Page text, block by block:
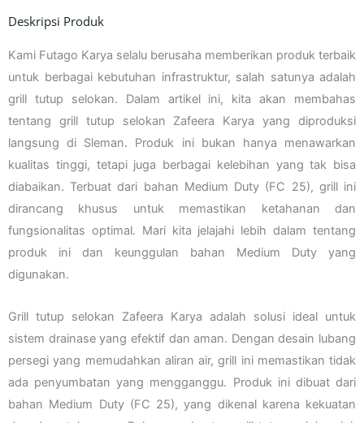
Deskripsi Produk
Kami Futago Karya selalu berusaha memberikan produk terbaik
untuk berbagai kebutuhan infrastruktur, salah satunya adalah
grill tutup selokan. Dalam artikel ini, kita akan membahas
tentang grill tutup selokan Zafeera Karya yang diproduksi
langsung di Sleman. Produk ini bukan hanya menawarkan
kualitas tinggi, tetapi juga berbagai kelebihan yang tak bisa
diabaikan. Terbuat dari bahan Medium Duty (FC 25), grill ini
dirancang khusus untuk memastikan ketahanan dan
fungsionalitas optimal. Mari kita jelajahi lebih dalam tentang
produk ini dan keunggulan bahan Medium Duty yang
digunakan.
Grill tutup selokan Zafeera Karya adalah solusi ideal untuk
sistem drainase yang efektif dan aman. Dengan desain lubang
persegi yang memudahkan aliran air, grill ini memastikan tidak
ada penyumbatan yang mengganggu. Produk ini dibuat dari
bahan Medium Duty (FC 25), yang dikenal karena kekuatan